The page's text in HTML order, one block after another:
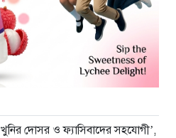
খুনির দোসর ও ফ্যাসিবাদের সহযোগী’,